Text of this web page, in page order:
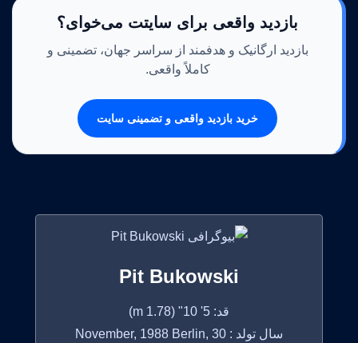
بازدید واقعی برای سایتت می‌خوای؟
بازدید ارگانیک و هدفمند از سراسر جهان، تضمینی و
کاملاً واقعی.
خرید بازدید واقعی و تضمینی سایت
Pit Bukowski
قد: 5' 10" (1.78 m)
سال تولد : 30 November, 1988 Berlin,